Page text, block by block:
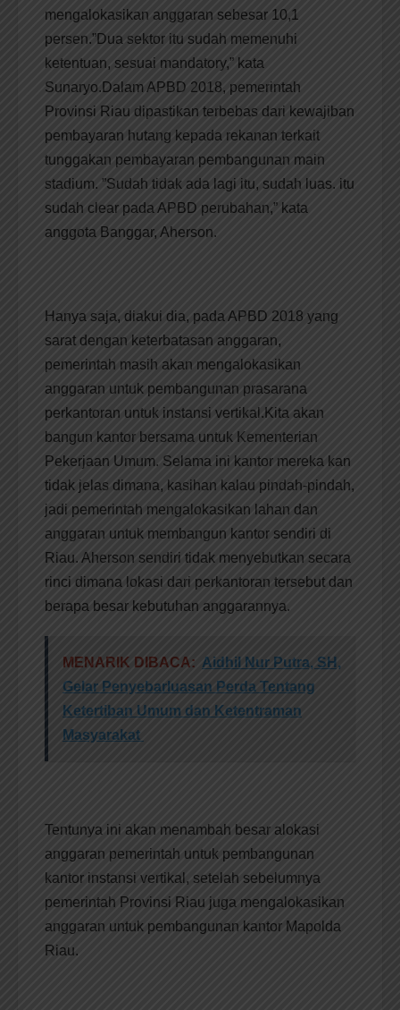
mengalokasikan anggaran sebesar 10,1
persen.”Dua sektor itu sudah memenuhi
ketentuan, sesuai mandatory,” kata
Sunaryo.Dalam APBD 2018, pemerintah
Provinsi Riau dipastikan terbebas dari kewajiban
pembayaran hutang kepada rekanan terkait
tunggakan pembayaran pembangunan main
stadium. ”Sudah tidak ada lagi itu, sudah luas. itu
sudah clear pada APBD perubahan,” kata
anggota Banggar, Aherson.
Hanya saja, diakui dia, pada APBD 2018 yang
sarat dengan keterbatasan anggaran,
pemerintah masih akan mengalokasikan
anggaran untuk pembangunan prasarana
perkantoran untuk instansi vertikal.Kita akan
bangun kantor bersama untuk Kementerian
Pekerjaan Umum. Selama ini kantor mereka kan
tidak jelas dimana, kasihan kalau pindah-pindah,
jadi pemerintah mengalokasikan lahan dan
anggaran untuk membangun kantor sendiri di
Riau. Aherson sendiri tidak menyebutkan secara
rinci dimana lokasi dari perkantoran tersebut dan
berapa besar kebutuhan anggarannya.
MENARIK DIBACA: Aidhil Nur Putra, SH,
Gelar Penyebarluasan Perda Tentang
Ketertiban Umum dan Ketentraman
Masyarakat
Tentunya ini akan menambah besar alokasi
anggaran pemerintah untuk pembangunan
kantor instansi vertikal, setelah sebelumnya
pemerintah Provinsi Riau juga mengalokasikan
anggaran untuk pembangunan kantor Mapolda
Riau.